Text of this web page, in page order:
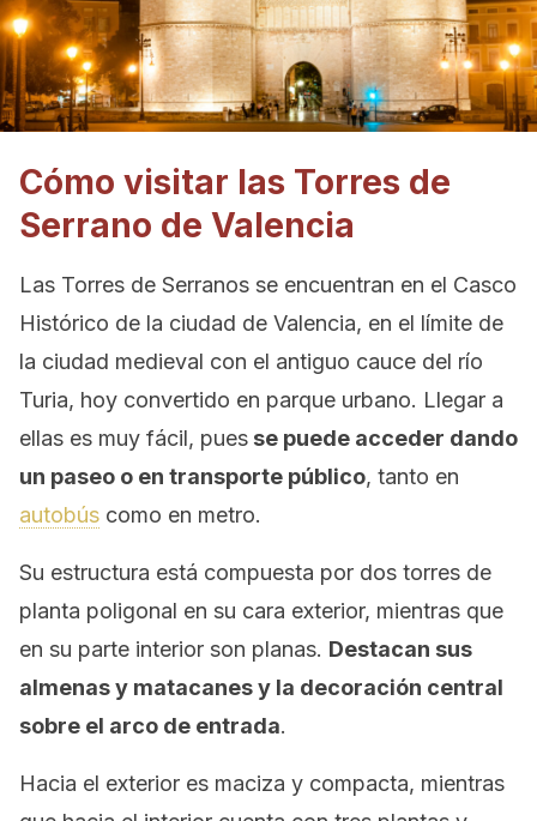
Cómo visitar las Torres de
Serrano de Valencia
Las Torres de Serranos se encuentran en el Casco
Histórico de la ciudad de Valencia, en el límite de
la ciudad medieval con el antiguo cauce del río
Turia, hoy convertido en parque urbano. Llegar a
ellas es muy fácil, pues se puede acceder dando
un paseo o en transporte público, tanto en
autobús como en metro.
Su estructura está compuesta por dos torres de
planta poligonal en su cara exterior, mientras que
en su parte interior son planas. Destacan sus
almenas y matacanes y la decoración central
sobre el arco de entrada.
Hacia el exterior es maciza y compacta, mientras